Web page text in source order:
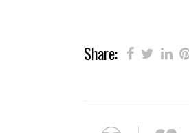
Share: